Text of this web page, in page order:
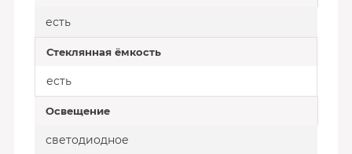
есть
Стеклянная ёмкость
есть
Освещение
светодиодное